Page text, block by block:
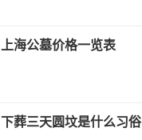
上海公墓价格一览表
下葬三天圆坟是什么习俗